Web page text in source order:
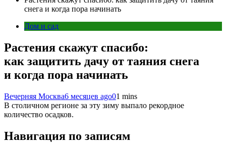
снега и когда пора начинать
Дом и сад
Растения скажут спасибо:
как защитить дачу от таяния снега
и когда пора начинать
Вечерняя Москва6 месяцев ago01 mins
В столичном регионе за эту зиму выпало рекордное
количество осадков.
Навигация по записям